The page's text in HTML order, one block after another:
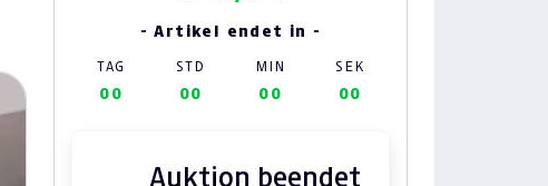
- Artikel endet in -
TAG STD MIN SEK
00 00 00 00
Auktion beendet